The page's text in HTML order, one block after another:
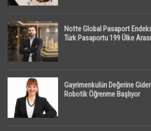
Notte Global Pasaport
Türk Pasaportu 199 Ülke
Gayrimenkulün Değerine
Robotik Öğrenme Başlıyor